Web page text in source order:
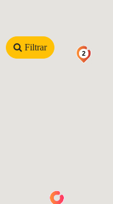
Filtrar
2